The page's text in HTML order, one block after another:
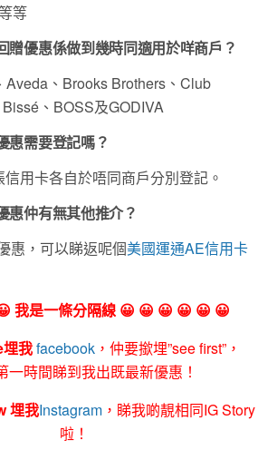
等等
贈優惠係做到幾時同適用於咩商戶？
Aveda、Brooks Brothers、Club
、BOSS及GODIVA
惠需要登記嗎？
用卡各自於唔同商戶分別登記。
惠仲有無其他推介？
惠，可以睇返呢個美國運通AE信用卡
我是一條分隔線 😀 😀 😀 😀 😀 😀
我facebook ，仲要撳埋”see first”，
一時間睇到我出既最新優惠！
埋我Instagram ，睇我啲靚相同IG Story
啦！